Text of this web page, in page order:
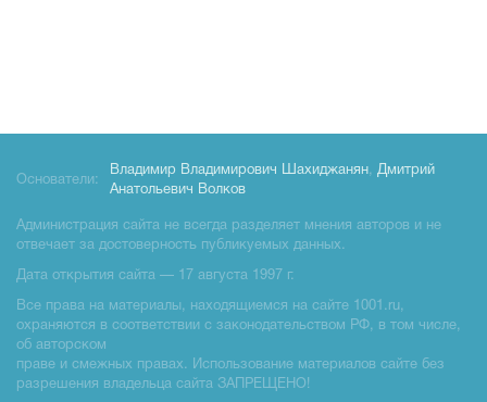
Основатели:
Владимир Владимирович Шахиджанян, Дмитрий
Анатольевич Волков
Администрация сайта не всегда разделяет мнения авторов и не
отвечает за достоверность публикуемых данных.
Дата открытия сайта — 17 августа 1997 г.
Все права на материалы, находящиемся на сайте 1001.ru,
охраняются в соответствии с законодательством РФ, в том числе,
об авторском
праве и смежных правах. Использование материалов сайте без
разрешения владельца сайта ЗАПРЕЩЕНО!